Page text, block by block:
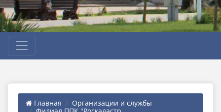
Главная
Организации и службы